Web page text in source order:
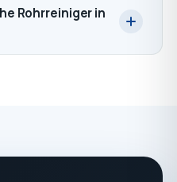
Rohrreiniger in